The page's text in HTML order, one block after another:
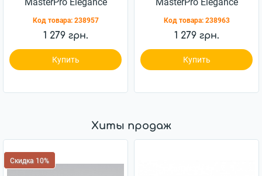
Код товара: 238957
1 279 грн.
Купить
Код товара: 238963
1 279 грн.
Купить
Хиты продаж
Скидка 10%